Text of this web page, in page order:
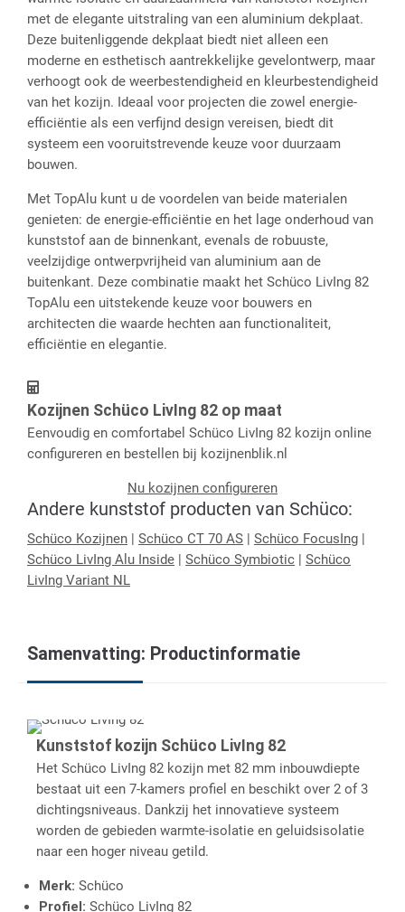
met de elegante uitstraling van een aluminium dekplaat.
Deze buitenliggende dekplaat biedt niet alleen een
moderne en esthetisch aantrekkelijke gevelontwerp, maar
verhoogt ook de weerbestendigheid en kleurbestendigheid
van het kozijn. Ideaal voor projecten die zowel energie-
efficiëntie als een verfijnd design vereisen, biedt dit
systeem een vooruitstrevende keuze voor duurzaam
bouwen.
Met TopAlu kunt u de voordelen van beide materialen
genieten: de energie-efficiëntie en het lage onderhoud van
kunststof aan de binnenkant, evenals de robuuste,
veelzijdige ontwerpvrijheid van aluminium aan de
buitenkant. Deze combinatie maakt het Schüco LivIng 82
TopAlu een uitstekende keuze voor bouwers en
architecten die waarde hechten aan functionaliteit,
efficiëntie en elegantie.
Kozijnen Schüco LivIng 82 op maat
Eenvoudig en comfortabel Schüco LivIng 82 kozijn online
configureren en bestellen bij kozijnenblik.nl
Nu kozijnen configureren
Andere kunststof producten van Schüco:
Schüco Kozijnen | Schüco CT 70 AS | Schüco FocusIng |
Schüco LivIng Alu Inside | Schüco Symbiotic | Schüco
LivIng Variant NL
Samenvatting: Productinformatie
Kunststof kozijn Schüco LivIng 82
Het Schüco LivIng 82 kozijn met 82 mm inbouwdiepte
bestaat uit een 7-kamers profiel en beschikt over 2 of 3
dichtingsniveaus. Dankzij het innovatieve systeem
worden de gebieden warmte-isolatie en geluidsisolatie
naar een hoger niveau getild.
Merk: Schüco
Profiel: Schüco LivIng 82